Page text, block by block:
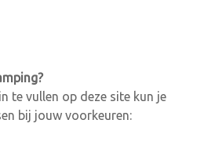
te vullen op deze site kun je
bij jouw voorkeuren: